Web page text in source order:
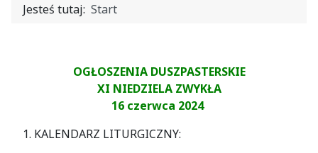
Jesteś tutaj: Start
OGŁOSZENIA DUSZPASTERSKIE
XI NIEDZIELA ZWYKŁA
16 czerwca 2024
KALENDARZ LITURGICZNY: